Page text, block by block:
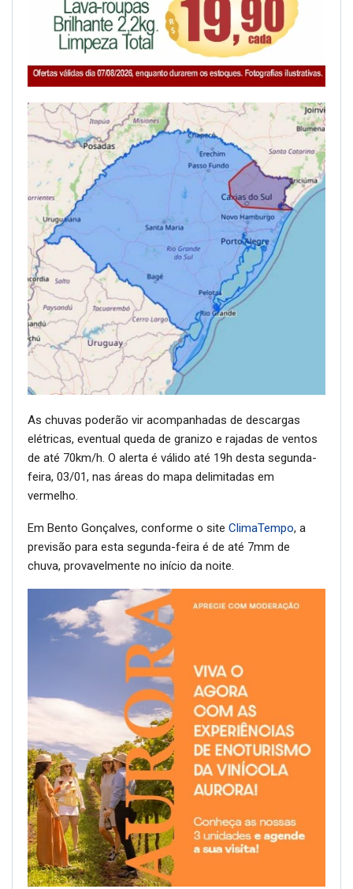
As chuvas poderão vir acompanhadas de descargas
elétricas, eventual queda de granizo e rajadas de ventos
de até 70km/h. O alerta é válido até 19h desta segunda-
feira, 03/01, nas áreas do mapa delimitadas em
vermelho.
Em Bento Gonçalves, conforme o site ClimaTempo, a
previsão para esta segunda-feira é de até 7mm de
chuva, provavelmente no início da noite.